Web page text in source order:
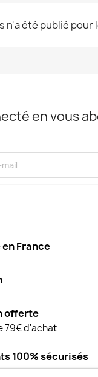
n'a été publié pour
en vous
France
offerte
79€ d'achat
100% sécurisés